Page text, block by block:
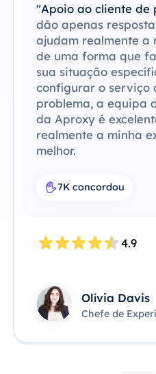
"Apoio ao cliente de
dão apenas
ajudam realmente a
de uma forma que
sua situação
configurar o serviço
problema, a equipa
da Aproxy é
realmente a minha
melhor.
7K concordou
4.9
Olívia Davis
Chefe de